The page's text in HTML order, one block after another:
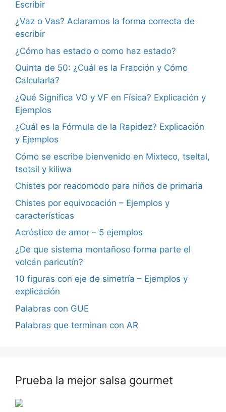
Escribir
¿Vaz o Vas? Aclaramos la forma correcta de
escribir
¿Cómo has estado o como haz estado?
Quinta de 50: ¿Cuál es la Fracción y Cómo
Calcularla?
¿Qué Significa VO y VF en Física? Explicación y
Ejemplos
¿Cuál es la Fórmula de la Rapidez? Explicación
y Ejemplos
Cómo se escribe bienvenido en Mixteco, tseltal,
tsotsil y kiliwa
Chistes por reacomodo para niños de primaria
Chistes por equivocación – Ejemplos y
características
Acróstico de amor – 5 ejemplos
¿De que sistema montañoso forma parte el
volcán paricutín?
10 figuras con eje de simetría – Ejemplos y
explicación
Palabras con GUE
Palabras que terminan con AR
Prueba la mejor salsa gourmet